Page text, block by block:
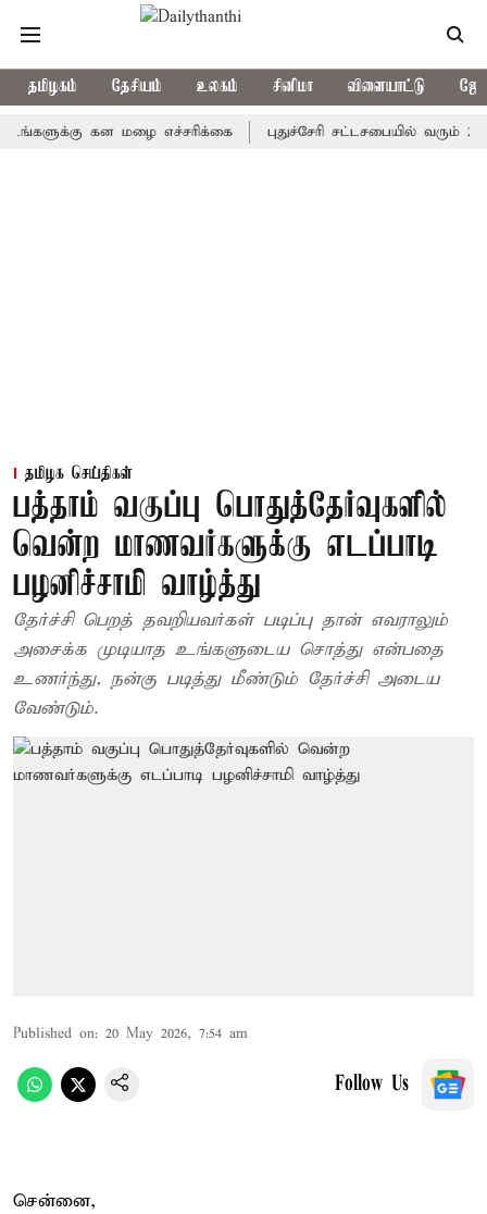
தமிழகம் தேசியம் உலகம் சினிமா விளையாட்டு
கன மழை எச்சரிக்கை புதுச்சேரி சட்டசபையில் வரும் 24ம்
தமிழக செய்திகள்
பத்தாம் வகுப்பு பொதுத்தேர்வுகளில்
வென்ற மாணவர்களுக்கு எடப்பாடி
பழனிச்சாமி வாழ்த்து
தேர்ச்சி பெறத் தவறியவர்கள் படிப்பு தான் எவராலும்
அசைக்க முடியாத உங்களுடைய சொத்து என்பதை
உணர்ந்து, நன்கு படித்து மீண்டும் தேர்ச்சி அடைய
வேண்டும்.
Published on: 20 May 2026, 7:54 am
Follow Us
சென்னை,